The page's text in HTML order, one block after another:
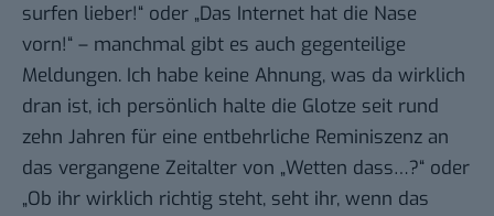
surfen lieber!“ oder „Das Internet hat die Nase
vorn!“ – manchmal gibt es auch gegenteilige
Meldungen. Ich habe keine Ahnung, was da wirklich
dran ist, ich persönlich halte die Glotze seit rund
zehn Jahren für eine entbehrliche Reminiszenz an
das vergangene Zeitalter von „Wetten dass…?“ oder
„Ob ihr wirklich richtig steht, seht ihr, wenn das